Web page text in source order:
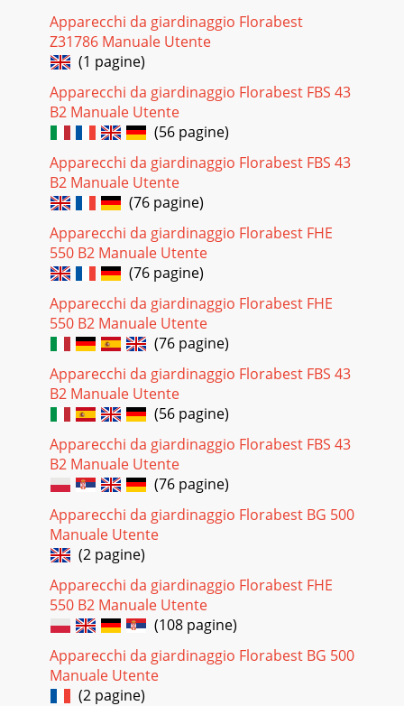
modo da coprire appunto la zona
Apparecchi da giardinaggio Florabest
Z31786 Manuale Utente
(1 pagine)
Apparecchi da giardinaggio Florabest FBS 43
B2 Manuale Utente
(56 pagine)
Apparecchi da giardinaggio Florabest FBS 43
B2 Manuale Utente
(76 pagine)
Apparecchi da giardinaggio Florabest FHE
550 B2 Manuale Utente
(76 pagine)
Apparecchi da giardinaggio Florabest FHE
550 B2 Manuale Utente
(76 pagine)
Apparecchi da giardinaggio Florabest FBS 43
B2 Manuale Utente
(56 pagine)
Apparecchi da giardinaggio Florabest FBS 43
B2 Manuale Utente
(76 pagine)
Apparecchi da giardinaggio Florabest BG 500
Manuale Utente
(2 pagine)
Apparecchi da giardinaggio Florabest FHE
550 B2 Manuale Utente
(108 pagine)
Apparecchi da giardinaggio Florabest BG 500
Manuale Utente
(2 pagine)